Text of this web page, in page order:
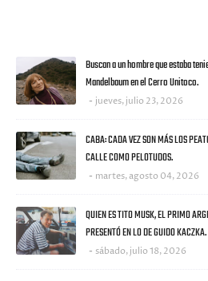
Buscan a un hombre que estaba
Mandelbaum en el Cerro Unitoco.
jueves, julio 23, 2026
CABA: CADA VEZ SON MÁS LOS
CALLE COMO PELOTUDOS.
martes, agosto 04, 2026
QUIEN ES TITO MUSK, EL PRIMO
PRESENTÓ EN LO DE GUIDO KACZKA.
sábado, julio 18, 2026